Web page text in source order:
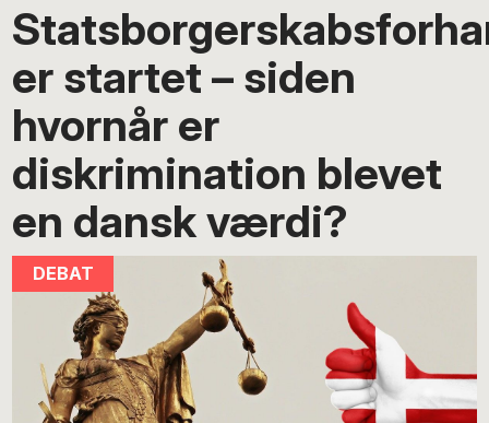
er startet – siden
hvornår er
diskrimination blevet
en dansk værdi?